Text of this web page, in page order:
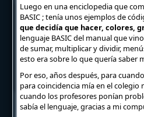
Luego en una enciclopedia que
BASIC ; tenía unos ejemplos de
que decidía que hacer, colores,
lenguaje BASIC del manual que
de sumar, multiplicar y dividir,
esto era sobre lo que quería saber
Por eso, años después, para
para coincidencia mía en el colegio
cuando los profesores ponían
sabía el lenguaje, gracias a mi